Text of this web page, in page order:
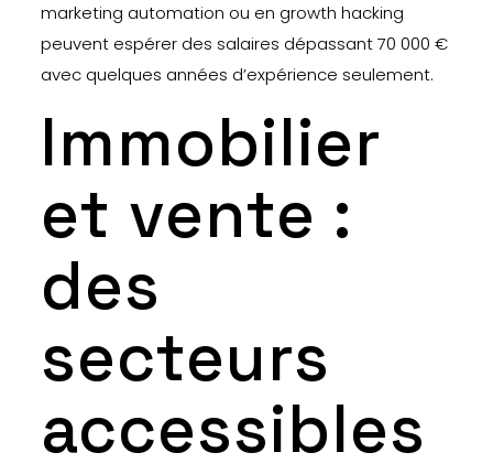
marketing automation ou en growth hacking
peuvent espérer des salaires dépassant 70 000 €
avec quelques années d’expérience seulement.
Immobilier
et vente :
des
secteurs
accessibles